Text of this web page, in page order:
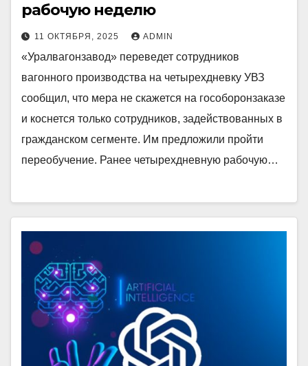
рабочую неделю
11 ОКТЯБРЯ, 2025 ADMIN
«Уралвагонзавод» переведет сотрудников
вагонного производства на четырехдневку УВЗ
сообщил, что мера не скажется на гособоронзаказе
и коснется только сотрудников, задействованных в
гражданском сегменте. Им предложили пройти
переобучение. Ранее четырехдневную рабочую…